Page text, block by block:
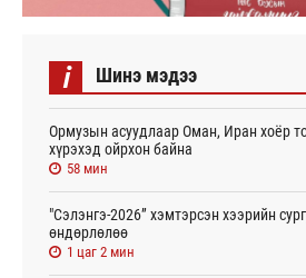
i Шинэ мэдээ
Ормузын асуудлаар Оман, Иран хоёр
хүрэхэд ойрхон байна
58 мин
"Сэлэнгэ-2026” хэмтэрсэн хээрийн
өндөрлөлөө
1 цаг 2 мин